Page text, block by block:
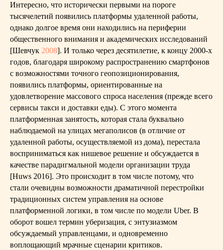
Интересно, что исторически первыми на пороге
тысячелетий появились платформы удаленной работы,
однако долгое время они находились на периферии
общественного внимания и академических исследований
[Шевчук 2008]. И только через десятилетие, к концу 2000-х
годов, благодаря широкому распространению смартфонов
с возможностями точного геопозиционирования,
появились платформы, ориентированные на
удовлетворение массового спроса населения (прежде всего
сервисы такси и доставки еды). С этого момента
платформенная занятость, которая стала буквально
наблюдаемой на улицах мегаполисов (в отличие от
удаленной работы, осуществляемой из дома), перестала
восприниматься как нишевое решение и обсуждается в
качестве парадигмальной модели организации труда
[Huws 2016]. Это происходит в том числе потому, что
стали очевидны возможности драматичной перестройки
традиционных систем управления на основе
платформенной логики, в том числе по модели Uber. В
оборот вошел термин уберизация, с энтузиазмом
обсуждаемый управленцами, и одновременно
воплощающий мрачные сценарии критиков.